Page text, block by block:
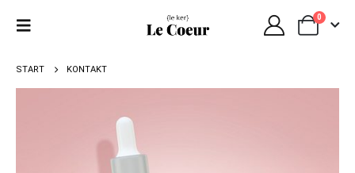
0
START KONTAKT